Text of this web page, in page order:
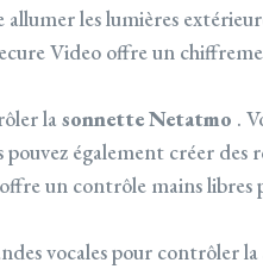
les lumières
Video offre un
la sonnette Netatmo .
également créer des
un contrôle mains libres
vocales pour contrôler la